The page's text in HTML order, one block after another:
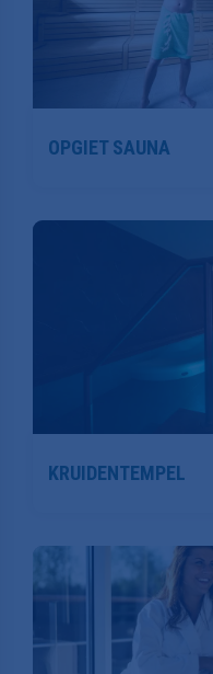
OPGIET SAUNA
KRUIDENTEMPEL